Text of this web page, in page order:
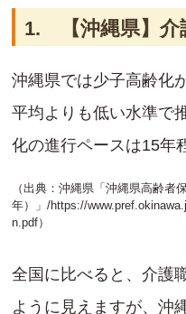
1. 【沖縄県】介
沖縄県では少子高齢化
平均よりも低い水準で
化の進行ペースは15年
（出典：沖縄県「沖縄県高齢者
年）」/https://
n.pdf）
全国に比べると、介護
ように見えますが、沖